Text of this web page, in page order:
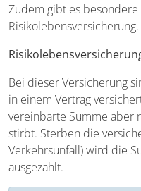
Zudem gibt es
Risikolebensversicherung.
Bei dieser Versicherung
in einem Vertrag
vereinbarte Summe aber
stirbt. Sterben die
Verkehrsunfall) wird die
ausgezahlt.